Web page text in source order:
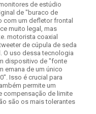
de estúdio
de "buraco de
com um defletor frontal
muito legal, mas
motorista coaxial
de cúpula de seda
O uso dessa tecnologia
dispositivo de "fonte
emana de um único
Isso é crucial para
permite um
compensação de limite
são os mais tolerantes